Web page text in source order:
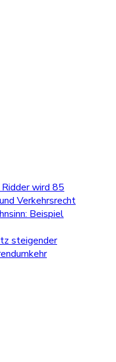
wird 85
Verkehrsrecht
Beispiel
steigender